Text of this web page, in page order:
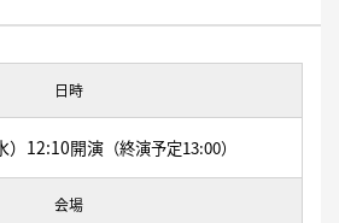
日時
）12:10開演 （終演予定13:00）
会場